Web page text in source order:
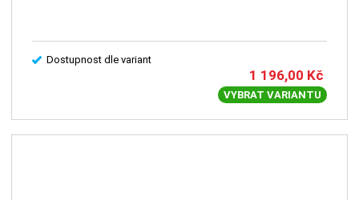
Dostupnost dle variant
1 196,00 Kč
VYBRAT VARIANTU